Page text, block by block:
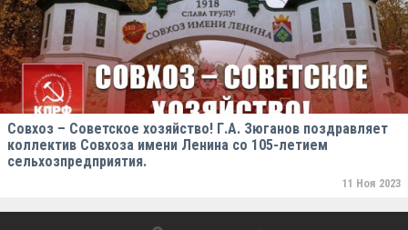
Совхоз – Советское хозяйство! Г.А. Зюганов поздравляет
коллектив Совхоза имени Ленина со 105-летием
сельхозпредприятия.
11 Ноя 2023